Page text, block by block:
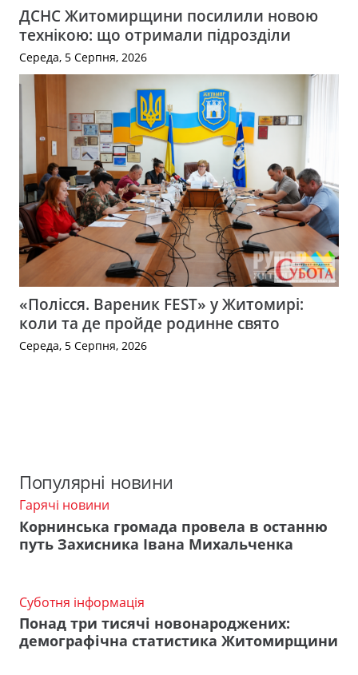
ДСНС Житомирщини посилили новою
технікою: що отримали підрозділи
Середа, 5 Серпня, 2026
«Полісся. Вареник FEST» у Житомирі:
коли та де пройде родинне свято
Середа, 5 Серпня, 2026
Популярні новини
Гарячі новини
Корнинська громада провела в останню
путь Захисника Івана Михальченка
Суботня інформація
Понад три тисячі новонароджених:
демографічна статистика Житомирщини